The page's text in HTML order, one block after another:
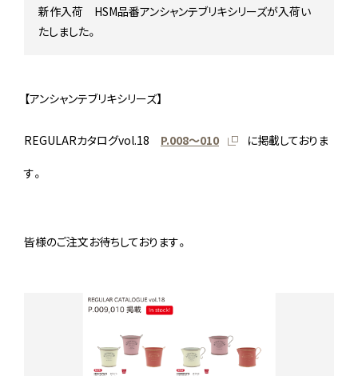
新作入荷 HSM品番アンシャンテブリキシリーズが入荷い
たしました。
【アンシャンテブリキシリーズ】
REGULARカタログvol.18 P.008〜010 に掲載しておりま
す。
皆様のご注文お待ちしております。